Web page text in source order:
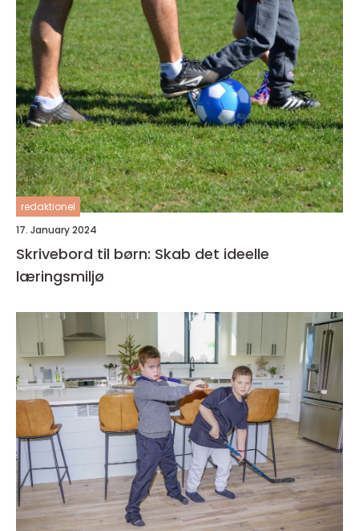
redaktionel
17. January 2024
Skrivebord til børn: Skab det ideelle
læringsmiljø